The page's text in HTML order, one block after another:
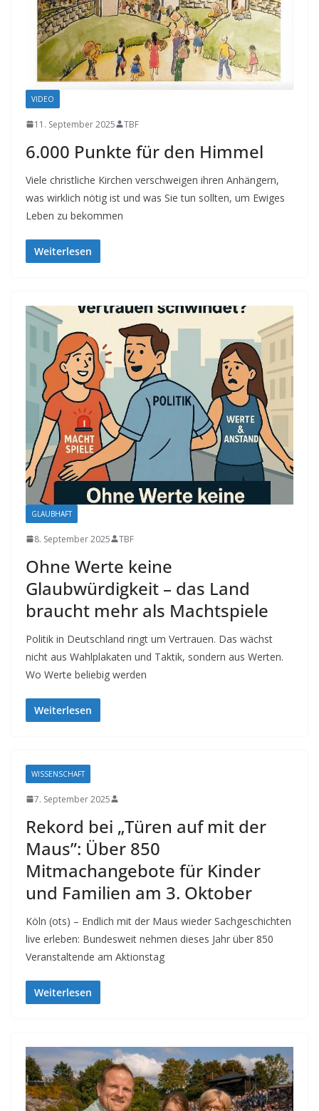
VIDEO
11. September 2025 TBF
6.000 Punkte für den Himmel
Viele christliche Kirchen verschweigen ihren Anhängern,
was wirklich nötig ist und was Sie tun sollten, um Ewiges
Leben zu bekommen
Weiterlesen
GLAUBHAFT
8. September 2025 TBF
Ohne Werte keine
Glaubwürdigkeit – das Land
braucht mehr als Machtspiele
Politik in Deutschland ringt um Vertrauen. Das wächst
nicht aus Wahlplakaten und Taktik, sondern aus Werten.
Wo Werte beliebig werden
Weiterlesen
WISSENSCHAFT
7. September 2025
Rekord bei „Türen auf mit der
Maus”: Über 850
Mitmachangebote für Kinder
und Familien am 3. Oktober
Köln (ots) – Endlich mit der Maus wieder Sachgeschichten
live erleben: Bundesweit nehmen dieses Jahr über 850
Veranstaltende am Aktionstag
Weiterlesen